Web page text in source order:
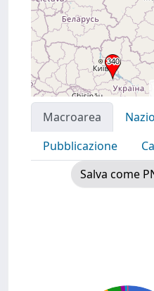
Macroarea
Pubblicazione
Salva come